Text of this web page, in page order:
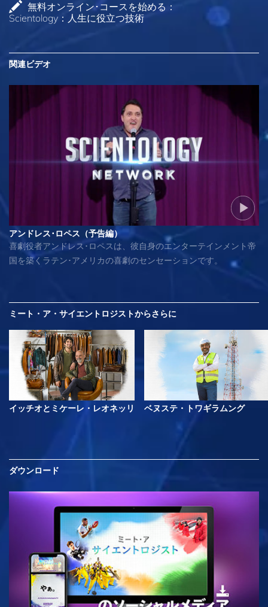
無料オンライン･コースを始める：
Scientology：人生に役立つ技術
関連ビデオ
アンドレス･ロペス（予告編）
喜劇役者アンドレス･ロペスは、彼自身のエンターテインメント帝
国を築くラテン･アメリカの喜劇のセンセーションです。
ミート・ア・サイエントロジストからさらに
イッチオとミケーレ・レオネッリ ベヌステ・トワギラムング
ダウンロード